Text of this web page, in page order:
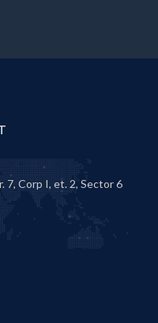
7, Corp I, et. 2, Sector 6